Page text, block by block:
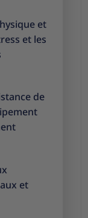
et
et les
de
et